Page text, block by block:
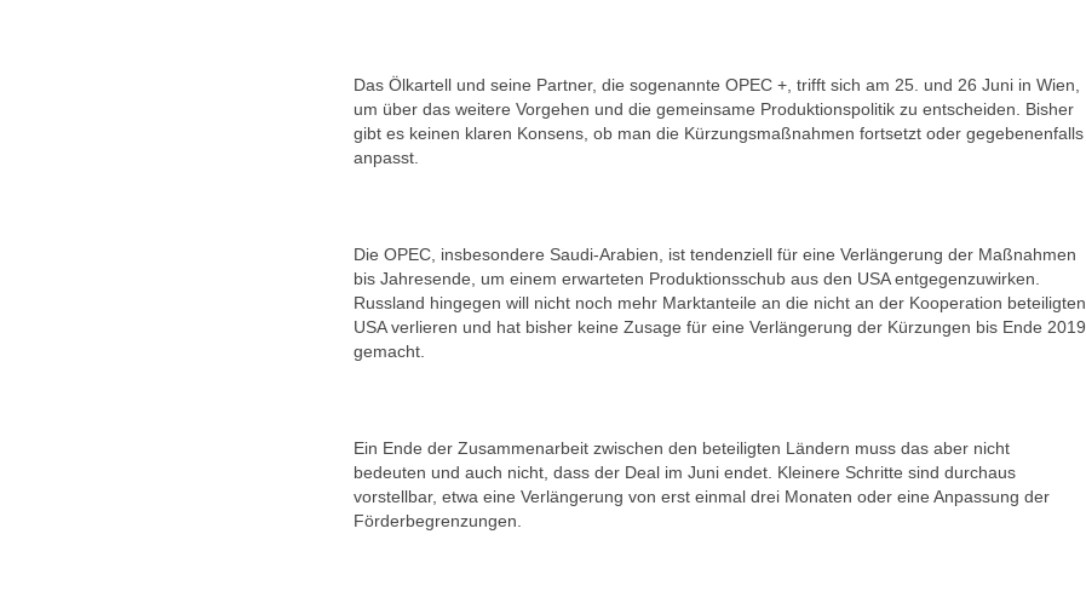
Das Ölkartell und seine Partner, die sogenannte OPEC +, trifft sich am 25. und 26 Juni in Wien,
um über das weitere Vorgehen und die gemeinsame Produktionspolitik zu entscheiden. Bisher
gibt es keinen klaren Konsens, ob man die Kürzungsmaßnahmen fortsetzt oder gegebenenfalls
anpasst.
Die OPEC, insbesondere Saudi-Arabien, ist tendenziell für eine Verlängerung der Maßnahmen
bis Jahresende, um einem erwarteten Produktionsschub aus den USA entgegenzuwirken.
Russland hingegen will nicht noch mehr Marktanteile an die nicht an der Kooperation beteiligten
USA verlieren und hat bisher keine Zusage für eine Verlängerung der Kürzungen bis Ende 2019
gemacht.
Ein Ende der Zusammenarbeit zwischen den beteiligten Ländern muss das aber nicht
bedeuten und auch nicht, dass der Deal im Juni endet. Kleinere Schritte sind durchaus
vorstellbar, etwa eine Verlängerung von erst einmal drei Monaten oder eine Anpassung der
Förderbegrenzungen.